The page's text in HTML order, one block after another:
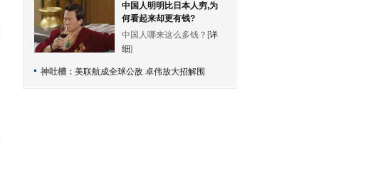
中国人明明比日本人穷,为
何看起来却更有钱?
中国人哪来这么多钱？[详
细]
神吐槽： 美联航成全球公敌 卓伟放大招解围